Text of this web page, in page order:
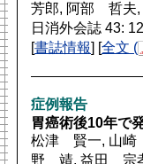
芳郎, 阿部 哲
日消外会誌 43:
[書誌情報] [全文 (
症例報告
胃癌術後10年で
松津 賢一, 山
野 靖, 益田 宗